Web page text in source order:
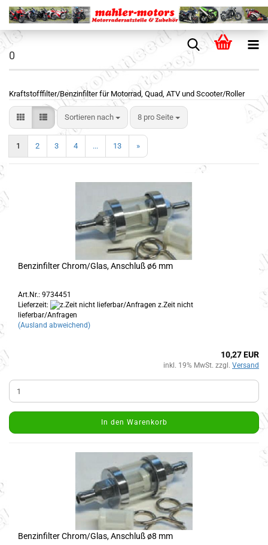
0
Kraftstofffilter/Benzinfilter für Motorrad, Quad, ATV und Scooter/Roller
Sortieren nach 8 pro Seite
1 2 3 4 ... 13 »
Benzinfilter Chrom/Glas, Anschluß ø6 mm
Art.Nr.: 9734451
Lieferzeit:
z.Zeit nicht
lieferbar/Anfragen
(Ausland abweichend)
10,27 EUR
inkl. 19% MwSt. zzgl. Versand
In den Warenkorb
Benzinfilter Chrom/Glas, Anschluß ø8 mm